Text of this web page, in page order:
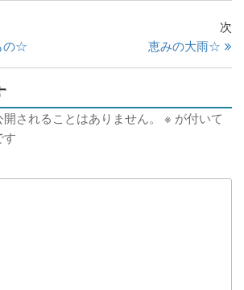
の☆
次
恵みの大雨☆
されることはありません。 ※ が付いて
す